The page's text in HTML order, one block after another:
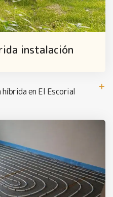
instalación
en El Escorial